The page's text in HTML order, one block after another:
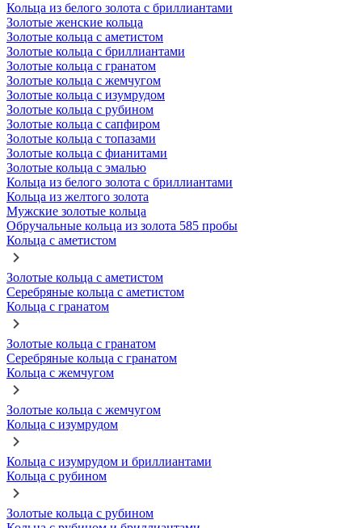
Кольца из белого золота с бриллиантами
Золотые женские кольца
Золотые кольца с аметистом
Золотые кольца с бриллиантами
Золотые кольца с гранатом
Золотые кольца с жемчугом
Золотые кольца с изумрудом
Золотые кольца с рубином
Золотые кольца с сапфиром
Золотые кольца с топазами
Золотые кольца с фианитами
Золотые кольца с эмалью
Кольца из белого золота с бриллиантами
Кольца из желтого золота
Мужские золотые кольца
Обручальные кольца из золота 585 пробы
Кольца с аметистом
Золотые кольца с аметистом
Серебряные кольца с аметистом
Кольца с гранатом
Золотые кольца с гранатом
Серебряные кольца с гранатом
Кольца с жемчугом
Золотые кольца с жемчугом
Кольца с изумрудом
Кольца с изумрудом и бриллиантами
Кольца с рубином
Золотые кольца с рубином